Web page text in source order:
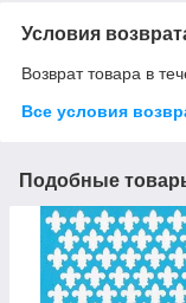
Условия
Возврат товара в
Все условия
Подобные